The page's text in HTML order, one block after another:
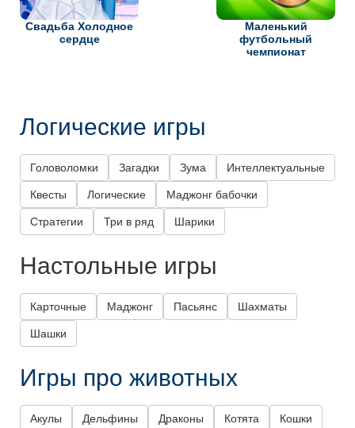
Свадьба Холодное
сердце
Маленький
футбольный
чемпионат
Логические игры
Головоломки Загадки Зума Интеллектуальные
Квесты Логические Маджонг бабочки
Стратегии Три в ряд Шарики
Настольные игры
Карточные Маджонг Пасьянс Шахматы
Шашки
Игры про животных
Акулы Дельфины Драконы Котята Кошки